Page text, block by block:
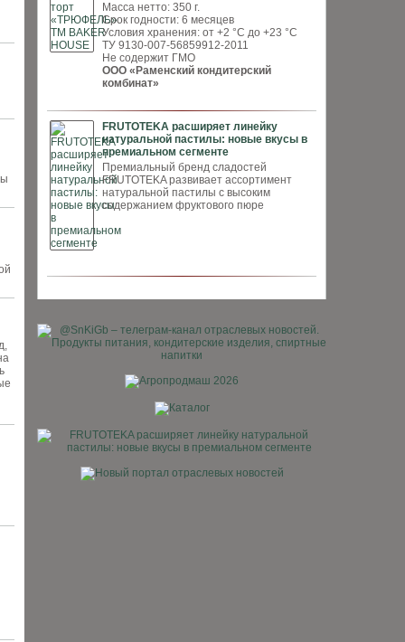
Масса нетто: 350 г.
Срок годности: 6 месяцев
Условия хранения: от +2 °С до +23 °С
ТУ 9130-007-56859912-2011
Не содержит ГМО
ООО «Раменский кондитерский
комбинат»
FRUTOTEKA расширяет линейку
натуральной пастилы: новые вкусы в
премиальном сегменте
Премиальный бренд сладостей
FRUTOTEKA развивает ассортимент
натуральной пастилы с высоким
содержанием фруктового пюре